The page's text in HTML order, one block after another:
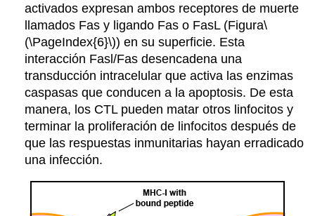
activados expresan ambos receptores de muerte
llamados Fas y ligando Fas o FasL (Figura\
(\PageIndex{6}\))en su superficie. Esta
interacción Fasl/Fas desencadena una
transducción intracelular que activa las enzimas
caspasas que conducen a la apoptosis. De esta
manera, los CTL pueden matar otros linfocitos y
terminar la proliferación de linfocitos después de
que las respuestas inmunitarias hayan erradicado
una infección.